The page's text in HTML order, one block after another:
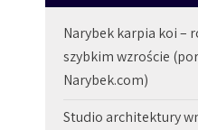
Narybek karpia koi –
szybkim wzroście
Narybek.com)
Studio architektury